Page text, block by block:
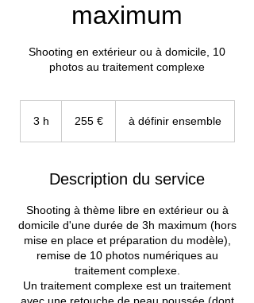
maximum
Shooting en extérieur ou à domicile, 10
photos au traitement complexe
3 h 255 € à définir ensemble
Description du service
Shooting à thème libre en extérieur ou à
domicile d'une durée de 3h maximum (hors
mise en place et préparation du modèle),
remise de 10 photos numériques au
traitement complexe.
Un traitement complexe est un traitement